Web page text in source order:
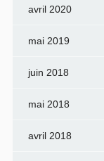
avril 2020
mai 2019
juin 2018
mai 2018
avril 2018